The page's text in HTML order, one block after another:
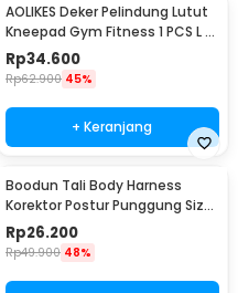
AOLIKES Deker Pelindung Lutut
Kneepad Gym Fitness 1 PCS L -
A-7720
Rp34.600
Rp62.900 45%
+ Keranjang
Boodun Tali Body Harness
Korektor Postur Punggung Size
M - BBJ-15
Rp26.200
Rp49.900 48%